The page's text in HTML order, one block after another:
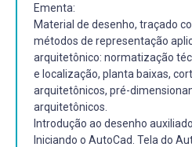
Ementa:
Material de desenho, traçado
métodos de representação
arquitetônico: normatização
e localização, planta baixas,
arquitetônicos, pré-
arquitetônicos.
Introdução ao desenho
Iniciando o AutoCad. Tela do